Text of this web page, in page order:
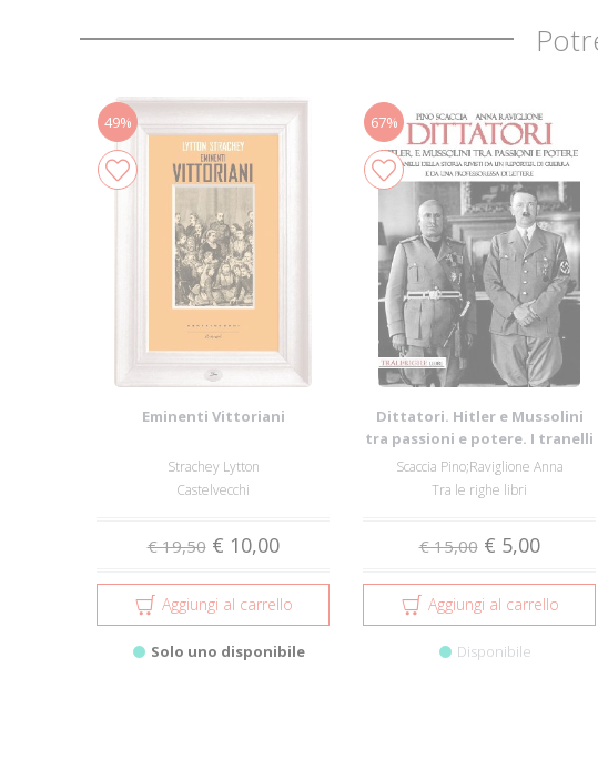
49%
Eminenti Vittoriani
Strachey Lytton
Castelvecchi
€ 19,50 € 10,00
Aggiungi al carrello
Solo uno disponibile
67%
Dittatori. Hitler e Mussolini
tra passioni e potere. I tranelli
d...
Scaccia Pino;Raviglione Anna
Tra le righe libri
€ 15,00 € 5,00
Aggiungi al carrello
Disponibile